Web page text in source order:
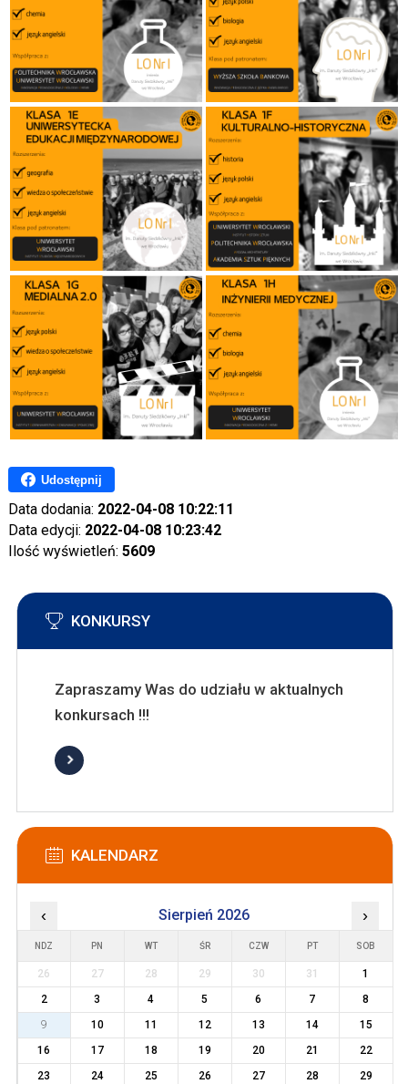
Udostępnij
Data dodania: 2022-04-08 10:22:11
Data edycji: 2022-04-08 10:23:42
Ilość wyświetleń: 5609
KONKURSY
Zapraszamy Was do udziału w aktualnych
konkursach !!!
KALENDARZ
‹ Sierpień 2026 ›
NDZ PN WT ŚR CZW PT SOB
26 27 28 29 30 31
1
2
3 4 5 6 7
8
9
10 11 12 13 14
15
16
17 18 19 20 21
22
23
24 25 26 27 28
29